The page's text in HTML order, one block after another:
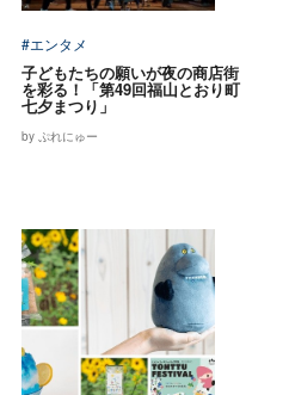
#エンタメ
子どもたちの願いが夜の商店街
を彩る！「第49回福山とおり町
七夕まつり」
by ぷれにゅー